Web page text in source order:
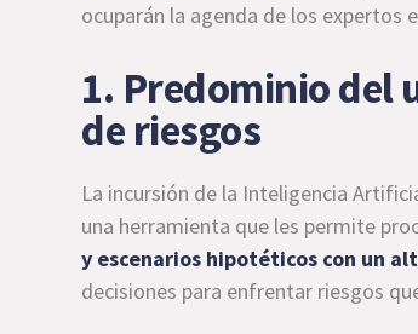
ocuparán la agenda de los expertos
1. Predominio del
de riesgos
La incursión de la Inteligencia
una herramienta que les permite
y escenarios hipotéticos con un
decisiones para enfrentar riesgos